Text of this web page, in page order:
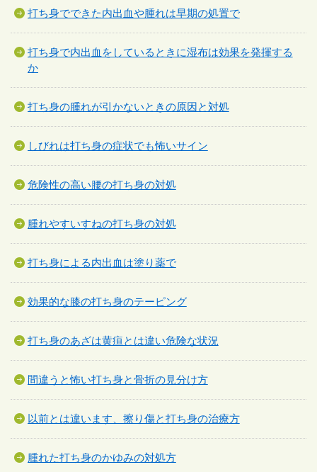
打ち身でできた内出血や腫れは早期の処置で
打ち身で内出血をしているときに湿布は効果を発揮する
か
打ち身の腫れが引かないときの原因と対処
しびれは打ち身の症状でも怖いサイン
危険性の高い腰の打ち身の対処
腫れやすいすねの打ち身の対処
打ち身による内出血は塗り薬で
効果的な膝の打ち身のテーピング
打ち身のあざは黄疸とは違い危険な状況
間違うと怖い打ち身と骨折の見分け方
以前とは違います、擦り傷と打ち身の治療方
腫れた打ち身のかゆみの対処方